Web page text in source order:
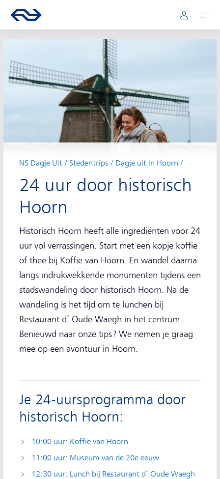
Hoofdnavigatie
Ga naar de homepage van ns.nl Mijn NS
Openen
NS Dagje Uit Stedentrips Dagje uit in Hoorn
24 uur door historisch
Hoorn
Historisch Hoorn heeft alle ingrediënten voor 24
uur vol verrassingen. Start met een kopje koffie
of thee bij Koffie van Hoorn. En wandel daarna
langs indrukwekkende monumenten tijdens een
stadswandeling door historisch Hoorn. Na de
wandeling is het tijd om te lunchen bij
Restaurant d’ Oude Waegh in het centrum.
Benieuwd naar onze tips? We nemen je graag
mee op een avontuur in Hoorn.
Je 24-uursprogramma door
historisch Hoorn:
10:00 uur: Koffie van Hoorn
11:00 uur: Museum van de 20e eeuw
12:30 uur: Lunch bij Restaurant d’ Oude Waegh